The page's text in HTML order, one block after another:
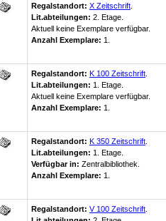
Regalstandort: X Zeitschrift
Lit.abteilungen: 2. Etage.
Aktuell keine Exemplare verfügbar.
Anzahl Exemplare: 1.
Regalstandort: K 100 Zeitschrift
Lit.abteilungen: 1. Etage.
Aktuell keine Exemplare verfügbar.
Anzahl Exemplare: 1.
Regalstandort: K 350 Zeitschrift
Lit.abteilungen: 1. Etage.
Verfügbar in: Zentralbibliothek
Anzahl Exemplare: 1.
Regalstandort: V 100 Zeitschrift